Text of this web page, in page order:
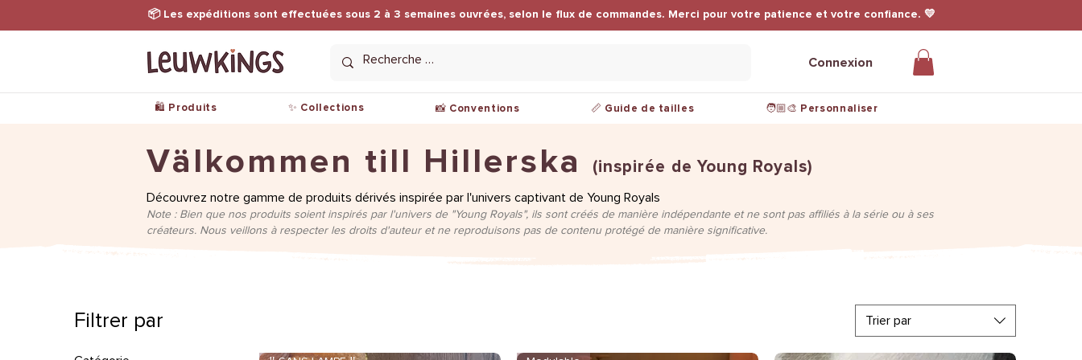
📦 Les expéditions sont effectuées sous 2 à 3 semaines ouvrées, selon le flux de commandes. Merci pour votre patience et votre confiance. 💛
Connexion
🛍️ Produits ✨ Collections 📸 Conventions 📏 Guide de tailles 🧑🏼‍🎨 Personnaliser
Välkommen till Hillerska (inspirée de Young Royals)
Découvrez notre gamme de produits dérivés inspirée par l'univers captivant de Young Royals
Note : Bien que nos produits soient inspirés par l'univers de "Young Royals", ils sont créés de manière indépendante et ne sont pas affiliés à la série ou à ses
créateurs. Nous veillons à respecter les droits d'auteur et ne reproduisons pas de contenu protégé de manière significative.
Filtrer par Trier par